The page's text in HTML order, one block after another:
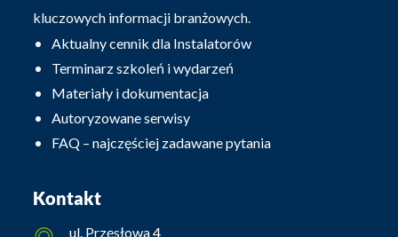
kluczowych informacji branżowych.
Aktualny cennik dla Instalatorów
Terminarz szkoleń i wydarzeń
Materiały i dokumentacja
Autoryzowane serwisy
FAQ – najczęściej zadawane pytania
Kontakt
ul. Przęsłowa 4